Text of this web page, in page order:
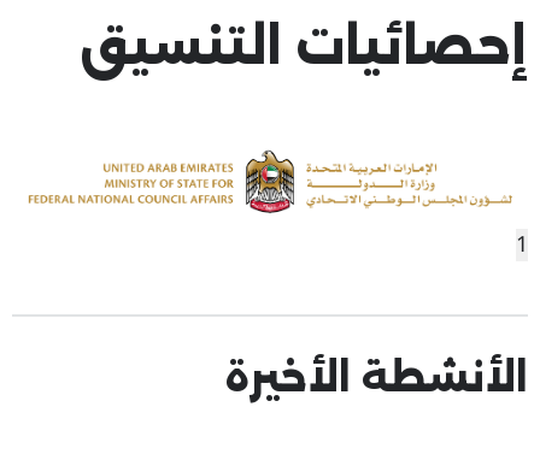
إحصائيات التنسيق
1
الأنشطة الأخيرة